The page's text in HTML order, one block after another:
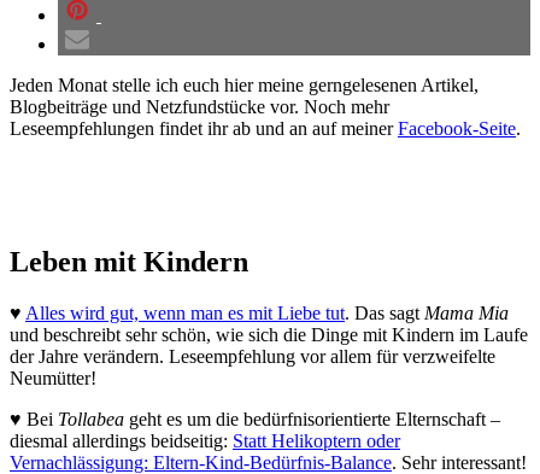
Jeden Monat stelle ich euch hier meine gerngelesenen Artikel,
Blogbeiträge und Netzfundstücke vor. Noch mehr
Leseempfehlungen findet ihr ab und an auf meinerFacebook-Seite.
Leben mit Kindern
♥ Alles wird gut, wenn man es mit Liebe tut. Das sagt Mama Mia
und beschreibt sehr schön, wie sich die Dinge mit Kindern im Laufe
der Jahre verändern. Leseempfehlung vor allem für verzweifelte
Neumütter!
♥ Bei Tollabea geht es um die bedürfnisorientierte Elternschaft –
diesmal allerdings beidseitig: Statt Helikoptern oder
Vernachlässigung: Eltern-Kind-Bedürfnis-Balance. Sehr interessant!